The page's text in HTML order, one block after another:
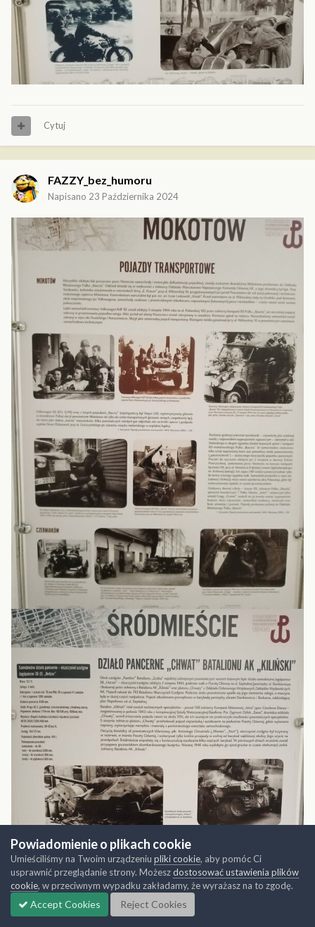
Cytuj
FAZZY_bez_humoru
Napisano 23 Października 2024
Powiadomienie o plikach cookie
Umieściliśmy na Twoim urządzeniu pliki cookie, aby pomóc Ci
usprawnić przeglądanie strony. Możeszdostosować ustawienia plików
cookie, w przeciwnym wypadku zakładamy, że wyrażasz na to zgodę.
Accept Cookies Reject Cookies